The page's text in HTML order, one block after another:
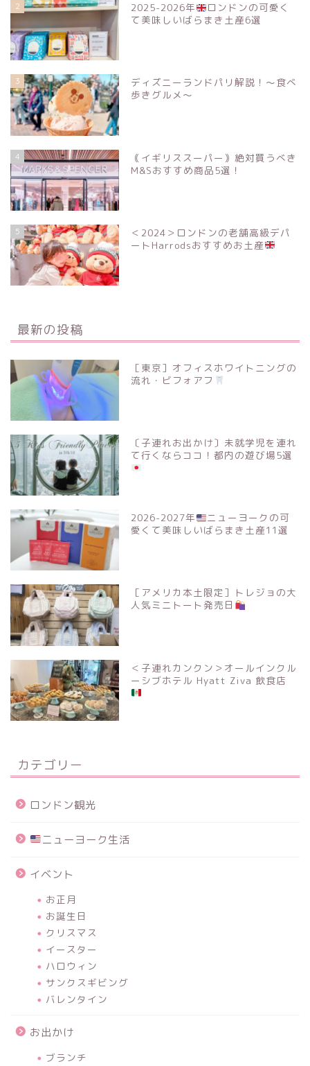
2 2025-2026年
ロンドンの可愛く
て美味しいばらまき土産6選
3
ディズニーランドパリ解説！〜食べ
歩きグルメ〜
4
｟イギリススーパー｠絶対買うべき
M&Sおすすめ商品5選！
5
＜2024＞ロンドンの老舗高級デパ
ートHarrodsおすすめお土産
最新の投稿
［東京］オフィスホワイトニングの
流れ・ビフォアフ
〔子連れお出かけ〕未就学児を連れ
て行くならココ！都内の遊び場5選
2026-2027年
ニューヨークの可
愛くて美味しいばらまき土産11選
［アメリカ本土限定］トレジョの大
人気ミニトート発売日
＜子連れカンクン＞オールインクル
ーシブホテル Hyatt Ziva 飲食店
カテゴリー
ロンドン観光
ニューヨーク生活
イベント
お正月
お誕生日
クリスマス
イースター
ハロウィン
サンクスギビング
バレンタイン
お出かけ
ブランチ